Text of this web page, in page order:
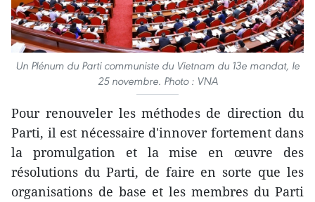
Un Plénum du Parti communiste du Vietnam du 13e mandat, le
25 novembre. Photo : VNA
Pour renouveler les méthodes de direction du
Parti, il est nécessaire d'innover fortement dans
la promulgation et la mise en œuvre des
résolutions du Parti, de faire en sorte que les
organisations de base et les membres du Parti